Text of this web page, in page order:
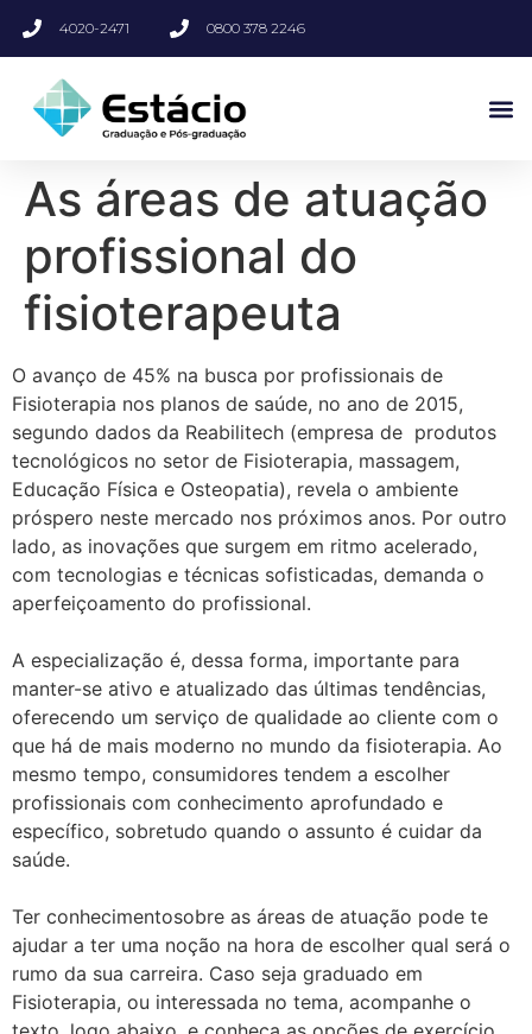
4020-2471 0800 378 2246
As áreas de atuação
profissional do
fisioterapeuta
O avanço de 45% na busca por profissionais de
Fisioterapia nos planos de saúde, no ano de 2015,
segundo dados da Reabilitech (empresa de produtos
tecnológicos no setor de Fisioterapia, massagem,
Educação Física e Osteopatia), revela o ambiente
próspero neste mercado nos próximos anos. Por outro
lado, as inovações que surgem em ritmo acelerado,
com tecnologias e técnicas sofisticadas, demanda o
aperfeiçoamento do profissional.
A especialização é, dessa forma, importante para
manter-se ativo e atualizado das últimas tendências,
oferecendo um serviço de qualidade ao cliente com o
que há de mais moderno no mundo da fisioterapia. Ao
mesmo tempo, consumidores tendem a escolher
profissionais com conhecimento aprofundado e
específico, sobretudo quando o assunto é cuidar da
saúde.
Ter conhecimentosobre as áreas de atuação pode te
ajudar a ter uma noção na hora de escolher qual será o
rumo da sua carreira. Caso seja graduado em
Fisioterapia, ou interessada no tema, acompanhe o